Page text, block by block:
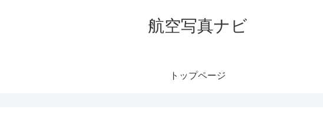
航空写真ナビ
トップページ